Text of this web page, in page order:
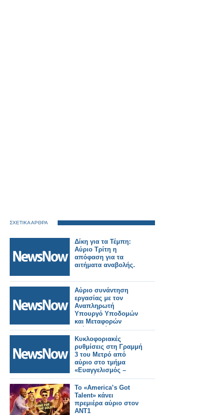
ΣΧΕΤΙΚΑ ΑΡΘΡΑ
Δίκη για τα Τέμπη:
Αύριο Τρίτη η
απόφαση για τα
αιτήματα αναβολής.
Αύριο συνάντηση
εργασίας με τον
Αναπληρωτή
Υπουργό Υποδομών
και Μεταφορών
Γιώργο Κώτσηρα θα
έχει ο Κωνσταντίνος
Γκιουλέκας.
Κυκλοφοριακές
ρυθμίσεις στη Γραμμή
3 του Μετρό από
αύριο στο τμήμα
«Ευαγγελισμός –
Κατεχάκη» – Ποιοι
σταθμοί θα κλείνουν
στις 21:40.
Το «America’s Got
Talent» κάνει
πρεμιέρα αύριο στον
ΑΝΤ1